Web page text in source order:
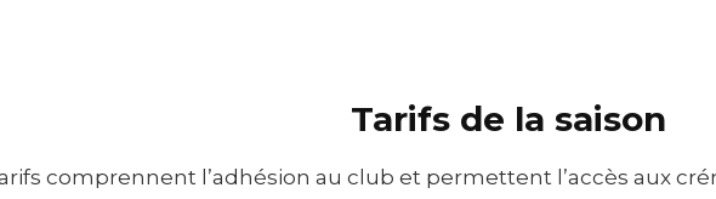
Tarifs de la saison
comprennent l’adhésion au club et permettent l’accès aux